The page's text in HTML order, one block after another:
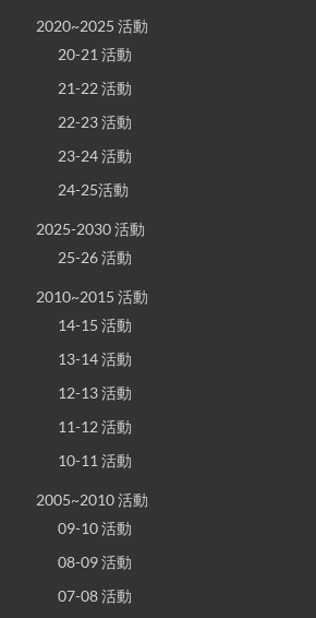
2020~2025 活動
20-21 活動
21-22 活動
22-23 活動
23-24 活動
24-25活動
2025-2030 活動
25-26 活動
2010~2015 活動
14-15 活動
13-14 活動
12-13 活動
11-12 活動
10-11 活動
2005~2010 活動
09-10 活動
08-09 活動
07-08 活動